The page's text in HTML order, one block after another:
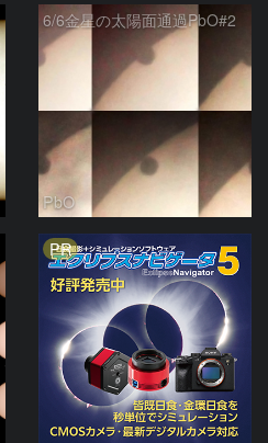
6/6金星の太陽面通過PbO#2
PbO
PR